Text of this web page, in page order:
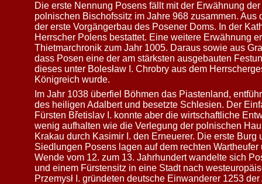
Die erste Nennung Posens fällt mit der Erwähnung
polnischen Bischofssitz im Jahre 968 zusammen. Aus
der erste Vorgängerbau des Posener Doms. In der
Herrscher Polens bestattet. Eine weitere Erwähnung
Thietmarchronik zum Jahr 1005. Daraus sowie aus
dass Posen eine der am stärksten ausgebauten
dieses unter Bolesław I. Chrobry aus dem
Königreich wurde.
Im Jahr 1038 überfiel Böhmen das Piastenland,
des heiligen Adalbert und besetzte Schlesien. Der
Fürsten Břetislav I. konnte aber die wirtschaftliche
wenig aufhalten wie die Verlegung der polnischen
Krakau durch Kasimir I. den Erneuerer. Die erste Burg
Siedlungen Posens lagen auf dem rechten
Wende vom 12. zum 13. Jahrhundert wandelte sich
und einem Fürstensitz in eine Stadt nach
Przemysł I. gründeten deutsche Einwanderer 1253